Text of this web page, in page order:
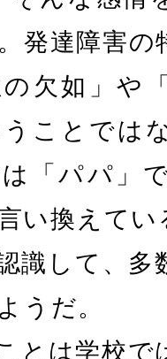
発達障害
欠如」や
ことでは
「パパ」
い換えて
識して、
うだ。
とは学校で